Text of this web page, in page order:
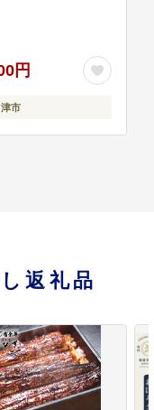
校）
充実に活用させていた
校の教育環境の充実に
ただきます。（寄附
指定校へ交付、50％は
環境の充実に活用し
未来に向かってかが
り（一志学園高等学
円
市
返礼品